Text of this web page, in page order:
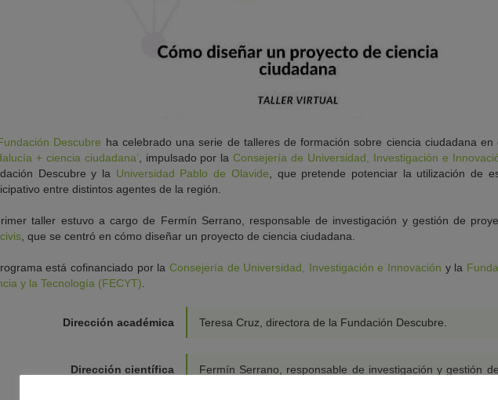
Descubre ha celebrado una serie de talleres de formación sobre ciencia ciudadana en
+ ciencia ciudadana’, impulsado por laConsejería de Universidad, Investigación e
Descubre y la Universidad Pablo de Olavide , que pretende potenciar la utilización de
entre distintos agentes de la región.
taller estuvo a cargo de Fermín Serrano, responsable de investigación y gestión de
, que se centró en cómo diseñar un proyecto de ciencia ciudadana.
está cofinanciado por la Consejería de Universidad, Investigación e Innovación y la
y la Tecnología (FECYT)
Dirección académica Teresa Cruz, directora de la Fundación Descubre.
Dirección científica
Fermín Serrano, responsable de investigación y gestión de